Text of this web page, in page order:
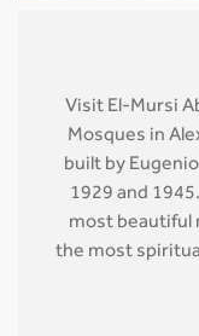
Visit El-Mursi
Mosques in
built by
1929 and
most
the most